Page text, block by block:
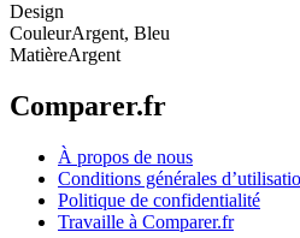
Design
CouleurArgent, Bleu
MatièreArgent
Comparer.fr
À propos de nous
Conditions générales
Politique de confidentialité
Travaille à Comparer.fr